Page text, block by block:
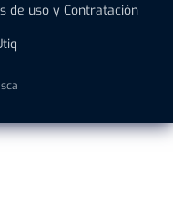
de uso y Contratación